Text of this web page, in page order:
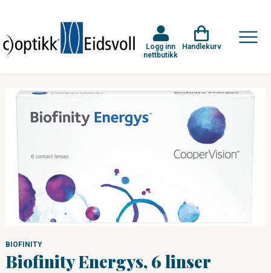
Logg inn
nettbutikk
Handlekurv
BIOFINITY
Biofinity Energys, 6 linser